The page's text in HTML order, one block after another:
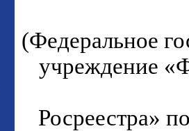
(Федеральное
учреждение
Росреестра»